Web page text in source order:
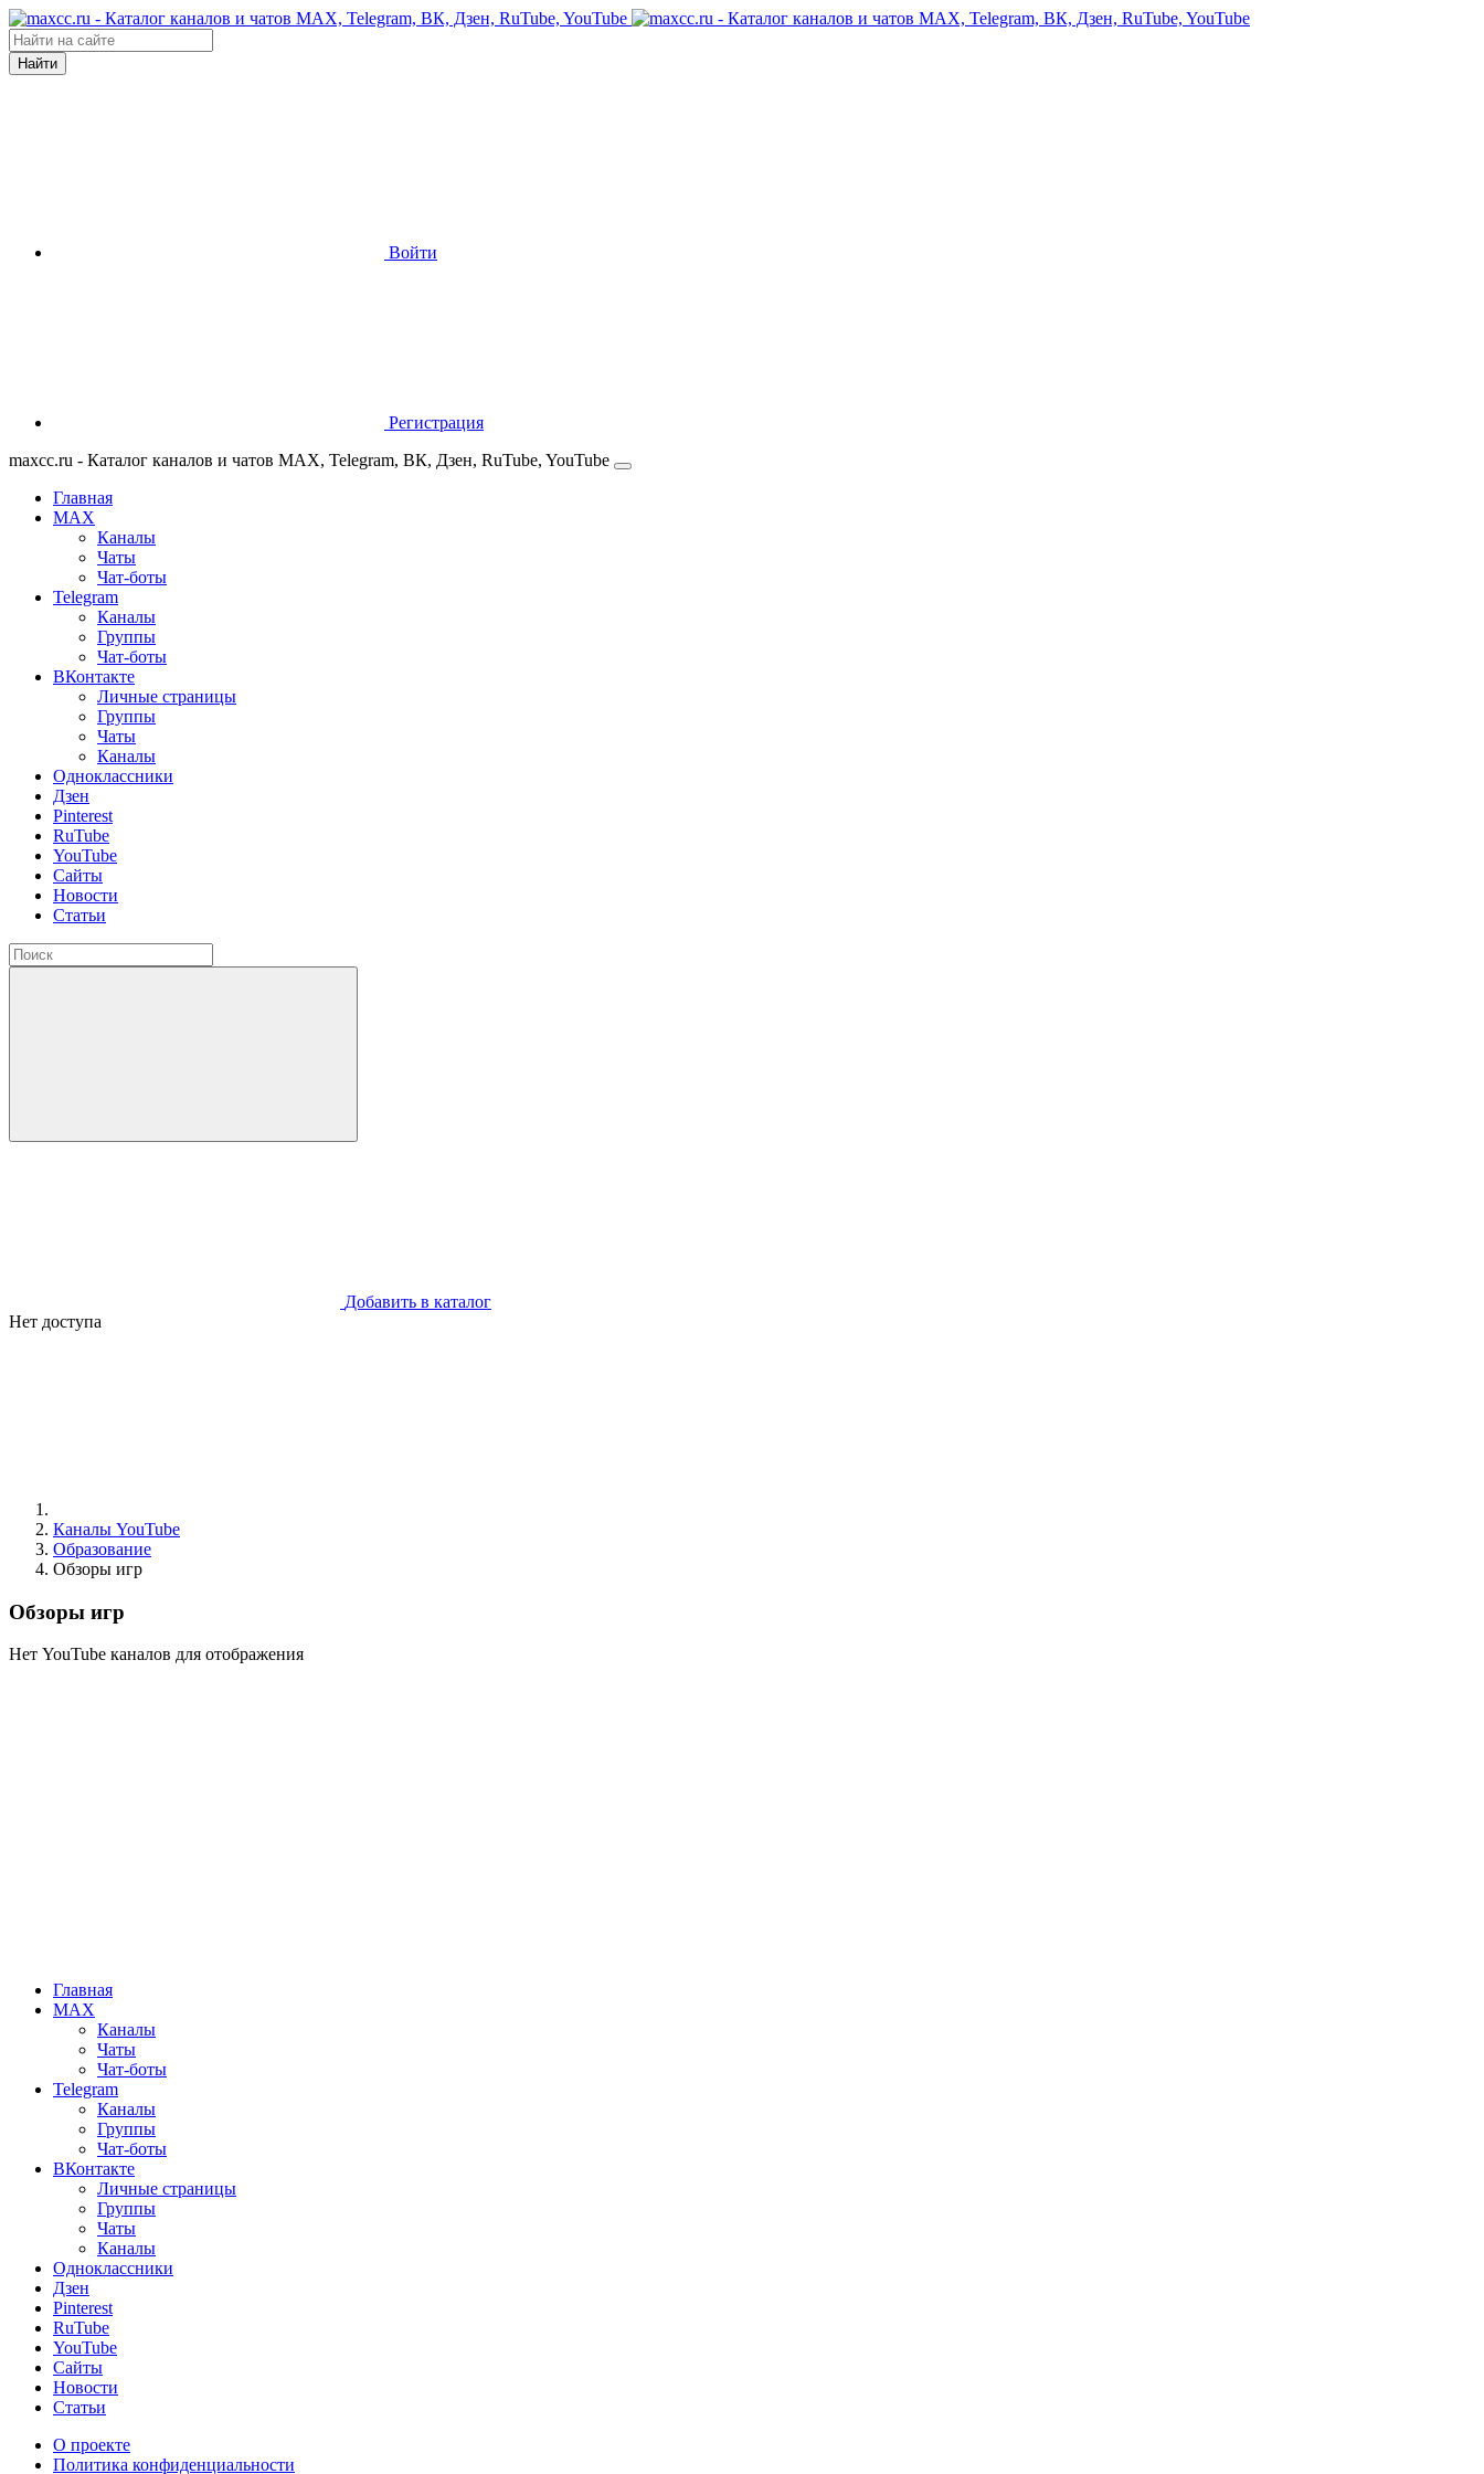
Найти
Войти
Регистрация
maxcc.ru - Каталог каналов и чатов MAX, Telegram, ВК, Дзен, RuTube, YouTube
Главная
MAX
Каналы
Чаты
Чат-боты
Telegram
Каналы
Группы
Чат-боты
ВКонтакте
Личные страницы
Группы
Чаты
Каналы
Одноклассники
Дзен
Pinterest
RuTube
YouTube
Сайты
Новости
Статьи
Добавить в каталог
Нет доступа
Каналы YouTube
Образование
Обзоры игр
Обзоры игр
Нет YouTube каналов для отображения
Главная
MAX
Каналы
Чаты
Чат-боты
Telegram
Каналы
Группы
Чат-боты
ВКонтакте
Личные страницы
Группы
Чаты
Каналы
Одноклассники
Дзен
Pinterest
RuTube
YouTube
Сайты
Новости
Статьи
О проекте
Политика конфиденциальности